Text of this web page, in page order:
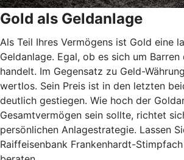
Gold als Geldanlage
Als Teil Ihres Vermögens ist Gold eine
Geldanlage. Egal, ob es sich um
handelt. Im Gegensatz zu Geld-
wertlos. Sein Preis ist in den letzten
deutlich gestiegen. Wie hoch der
Gesamtvermögen sein sollte, richtet
persönlichen Anlagestrategie. Lassen
Raiffeisenbank Frankenhardt-